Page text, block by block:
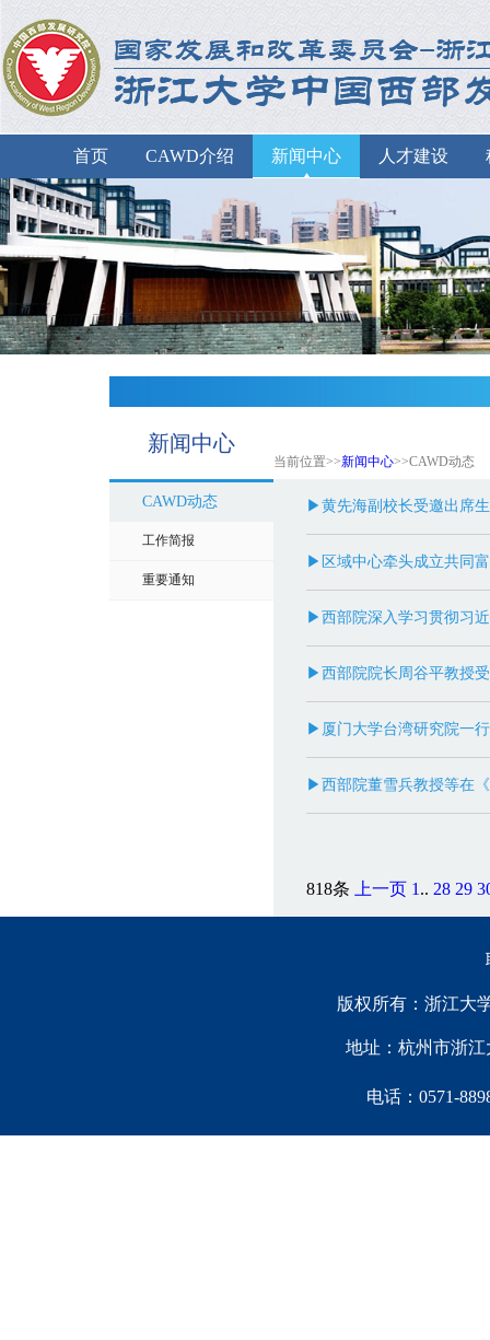
首页 CAWD介绍 新闻中心 人才建设
新闻中心
当前位置>>新闻中心>>CAWD动态
CAWD动态
工作简报
重要通知
▶黄先海副校长受邀出席
▶区域中心牵头成立共同
▶西部院深入学习贯彻习
▶西部院院长周谷平教授
▶厦门大学台湾研究院一
▶西部院董雪兵教授等在
818条 上一页 1 .. 28 29
版权所有：浙江大
地址：杭州市浙江
电话：0571-